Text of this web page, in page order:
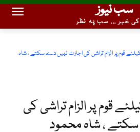
سب نیوز
خبر ... سب پہ نظر
قوم پر الزام تراشی کی اجازت نہیں دے سکتے ، شاہ
قوم پر الزام تراشی کی
، شاہ محمود